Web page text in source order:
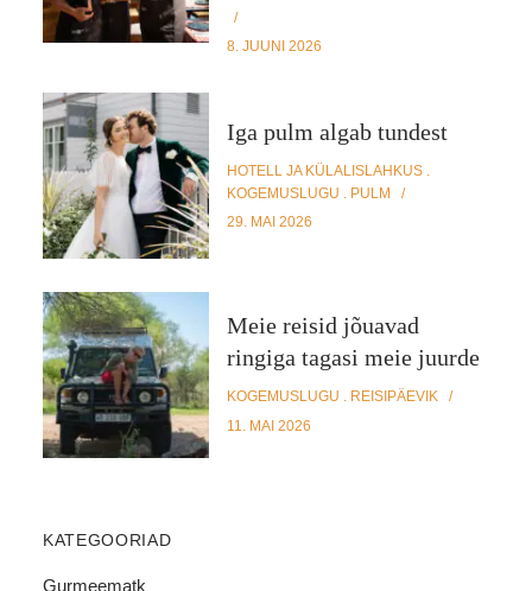
8. JUUNI 2026
Iga pulm algab tundest
HOTELL JA KÜLALISLAHKUS
KOGEMUSLUGU
PULM
29. MAI 2026
Meie reisid jõuavad
ringiga tagasi meie juurde
KOGEMUSLUGU
REISIPÄEVIK
11. MAI 2026
KATEGOORIAD
Gurmeematk